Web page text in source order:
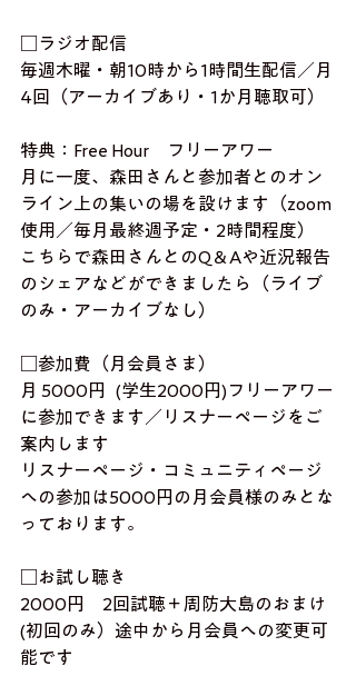
□ラジオ配信
毎週木曜・朝10時から1時間生配信／月
4回（アーカイブあり・1か月聴取可）
特典：Free Hour　フリーアワー
月に一度、森田さんと参加者とのオン
ライン上の集いの場を設けます（zoom
使用／毎月最終週予定・2時間程度）
こちらで森田さんとのQ＆Aや近況報告
のシェアなどができましたら（ライブ
のみ・アーカイブなし）
□参加費（月会員さま）
月 5000円   (学生2000円)フリーアワー
に参加できます／リスナーページをご
案内します
​リスナーページ・コミュニティページ
への参加は5000円の月会員様のみとな
っております。
□お試し聴き
2000円　2回試聴＋周防大島のおまけ
(初回のみ）途中から月会員への変更可
能です